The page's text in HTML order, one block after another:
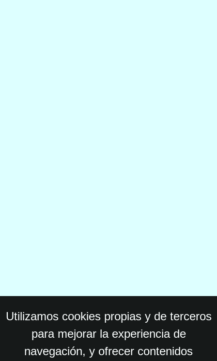
Utilizamos cookies propias y de terceros
para mejorar la experiencia de
navegación, y ofrecer contenidos